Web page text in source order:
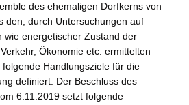
des ehemaligen Dorfkerns von
den, durch Untersuchungen auf
wie energetischer Zustand der
Ökonomie etc. ermittelten
Handlungsziele für die
definiert. Der Beschluss des
6.11.2019 setzt folgende